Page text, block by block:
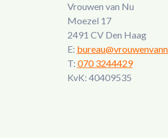
Vrouwen van Nu
Moezel 17
2491 CV Den Haag
E:
T: 070 3244429
KvK: 40409535